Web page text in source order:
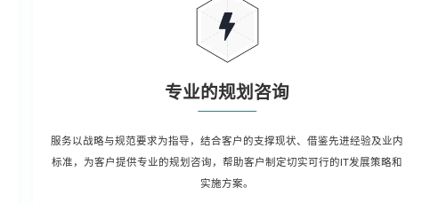
专业的规划咨询
服务以战略与规范要求为指导，结合客户的支撑现状、借鉴先进经验及业内
标准，为客户提供专业的规划咨询，帮助客户制定切实可行的IT发展策略和
实施方案。